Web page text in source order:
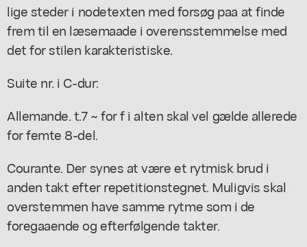
lige steder i nodetexten med forsøg paa at finde
frem til en læsemaade i overensstemmelse med
det for stilen karakteristiske.
Suite nr. i C-dur:
Allemande. t.7 ~ for f i alten skal vel gælde allerede
for femte 8-del.
Courante. Der synes at være et rytmisk brud i
anden takt efter repetitionstegnet. Muligvis skal
overstemmen have samme rytme som i de
foregaaende og efterfølgende takter.